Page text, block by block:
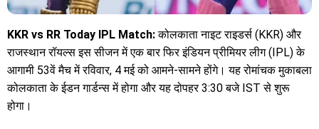
KKR vs RR Today IPL Match:कोलकाता नाइट राइडर्स (KKR) और
राजस्थान रॉयल्स इस सीजन में एक बार फिर इंडियन प्रीमियर लीग (IPL) के
आगामी 53वें मैच में रविवार, 4 मई को आमने-सामने होंगे। यह रोमांचक मुकाबला
कोलकाता के ईडन गार्डन्स में होगा और यह दोपहर 3:30 बजे IST से शुरू
होगा।